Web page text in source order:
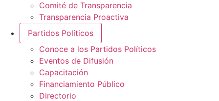
Comité de Transparencia
Transparencia Proactiva
Partidos Políticos
Conoce a los Partidos Políticos
Eventos de Difusión
Capacitación
Financiamiento Público
Directorio